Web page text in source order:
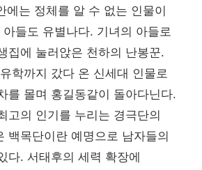
에는 정체를 알 수 없는 인물이
들도 유별나다. 기녀의 아들로
집에 눌러앉은 천하의 난봉꾼.
학까지 갔다 온 신세대 인물로
를 몰며 홍길동같이 돌아다닌다.
고의 인기를 누리는 경극단의
백목단이란 예명으로 남자들의
다. 서태후의 세력 확장에